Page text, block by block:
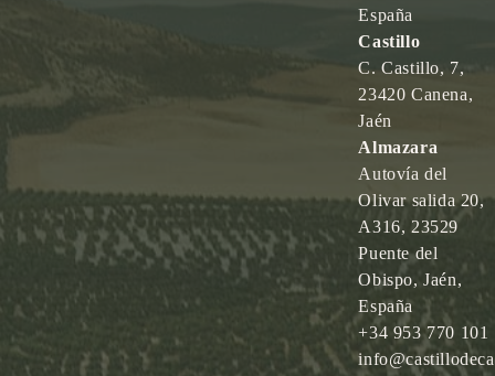
España
Castillo
C. Castillo, 7,
23420 Canena,
Jaén
Almazara
Autovía del
Olivar salida 20,
A316, 23529
Puente del
Obispo, Jaén,
España
+34 953 770 101